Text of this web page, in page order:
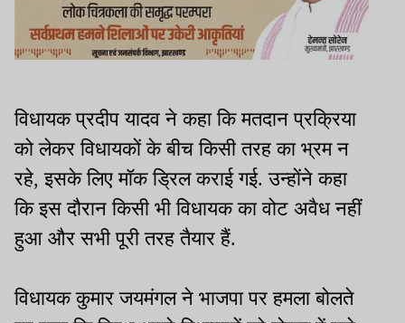
विधायक प्रदीप यादव ने कहा कि मतदान प्रक्रिया
को लेकर विधायकों के बीच किसी तरह का भ्रम न
रहे, इसके लिए मॉक ड्रिल कराई गई. उन्होंने कहा
कि इस दौरान किसी भी विधायक का वोट अवैध नहीं
हुआ और सभी पूरी तरह तैयार हैं.
विधायक कुमार जयमंगल ने भाजपा पर हमला बोलते